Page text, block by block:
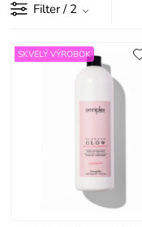
Filter / 2
SKVELÝ VÝROBOK